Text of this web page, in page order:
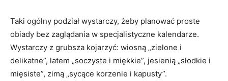
Taki ogólny podział wystarczy, żeby planować proste
obiady bez zaglądania w specjalistyczne kalendarze.
Wystarczy z grubsza kojarzyć: wiosną „zielone i
delikatne”, latem „soczyste i miękkie”, jesienią „słodkie i
mięsiste”, zimą „sycące korzenie i kapusty”.